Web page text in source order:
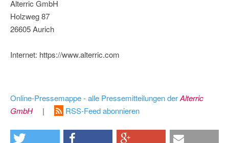
Alterric GmbH
Holzweg 87
26605 Aurich
Internet: https://www.alterric.com
Online-Pressemappe - alle Pressemitteilungen derAlterric
GmbH
| RSS-Feed abonnieren